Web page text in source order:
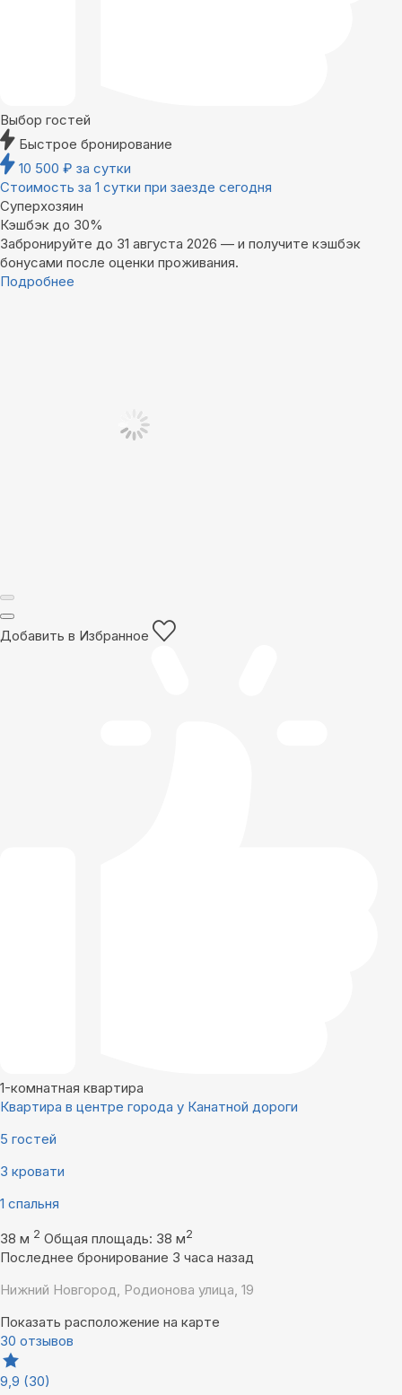
Выбор гостей
Быстрое бронирование
10 500 ₽ за сутки
Стоимость за 1 сутки при заезде сегодня
Суперхозяин
Кэшбэк до 30%
Забронируйте до 31 августа 2026 — и получите кэшбэк
бонусами после оценки проживания.
Подробнее
Добавить в Избранное
1-комнатная квартира
Квартира в центре города у Канатной дороги
5 гостей
3 кровати
1 спальня
38 м 2 Общая площадь: 38 м2
Последнее бронирование 3 часа назад
Нижний Новгород, Родионова улица, 19
Показать расположение на карте
30 отзывов
9,9 (30)